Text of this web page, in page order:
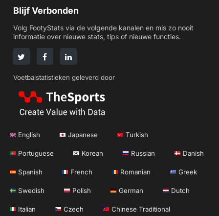
Blijf Verbonden
Volg FootyStats via de volgende kanalen en mis zo nooit
informatie over nieuwe stats, tips of nieuwe functies.
Voetbalstatistieken geleverd door
English Japanese Turkish
Portuguese Korean Russian Danish
Spanish French Romanian Greek
Swedish Polish German Dutch
Italian Czech Chinese Traditional